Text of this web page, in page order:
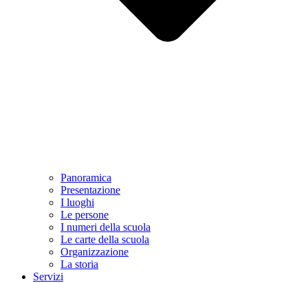
Panoramica
Presentazione
I luoghi
Le persone
I numeri della scuola
Le carte della scuola
Organizzazione
La storia
Servizi